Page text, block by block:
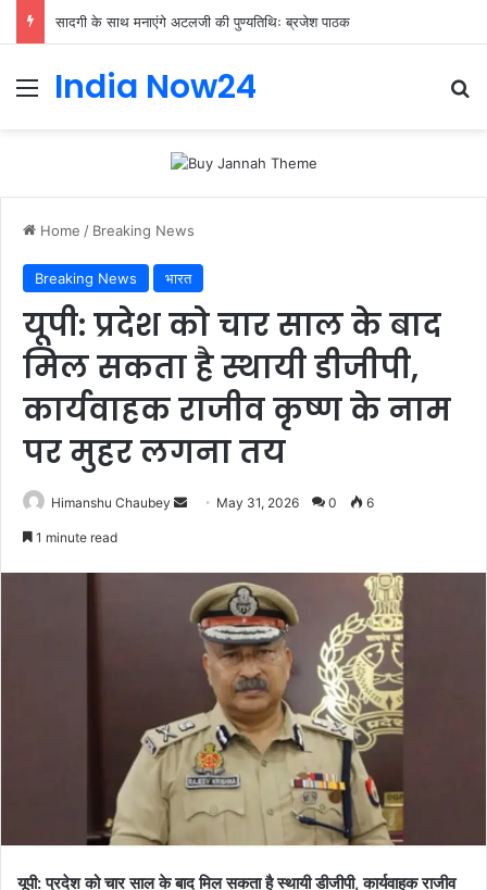
सादगी के साथ मनाएंगे अटलजी की पुण्यतिथिः ब्रजेश पाठक
India Now24
Home / Breaking News
Breaking News भारत
यूपी: प्रदेश को चार साल के बाद
मिल सकता है स्थायी डीजीपी,
कार्यवाहक राजीव कृष्ण के नाम
पर मुहर लगना तय
Himanshu Chaubey May 31, 2026 0 6
1 minute read
यूपी: प्रदेश को चार साल के बाद मिल सकता है स्थायी डीजीपी, कार्यवाहक राजीव